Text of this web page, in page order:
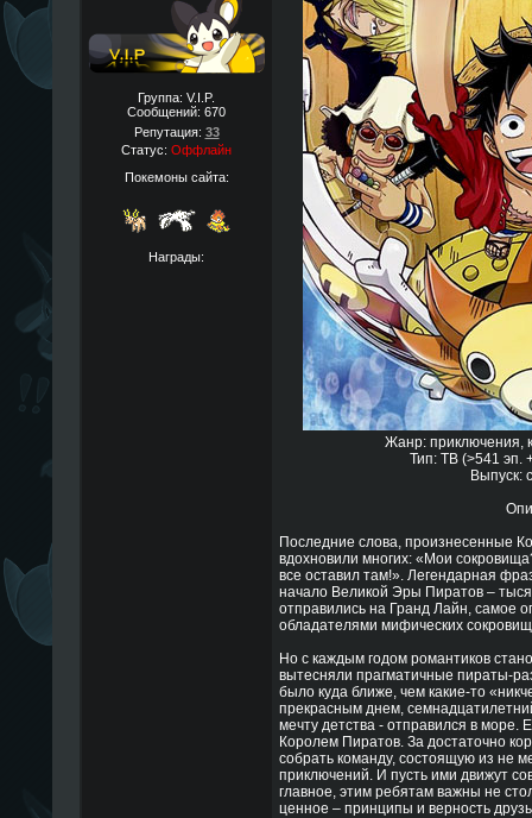
Группа: V.I.P.
Сообщений: 670
Репутация: 33
Статус: Оффлайн
Покемоны сайта:
Награды:
Жанр: приключения,
Тип: ТВ (>541 эп.
Выпуск:
Последние слова, произнесенные
вдохновили многих: «Мои
все оставил там!». Легендарная
начало Великой Эры Пиратов –
отправились на Гранд Лайн, самое
обладателями мифических
Но с каждым годом романтиков
вытесняли прагматичные пираты-
было куда ближе, чем какие-то
прекрасным днем,
мечту детства - отправился в море.
Королем Пиратов. За достаточно
собрать команду, состоящую из не
приключений. И пусть ими движут
главное, этим ребятам важны не
ценное – принципы и верность